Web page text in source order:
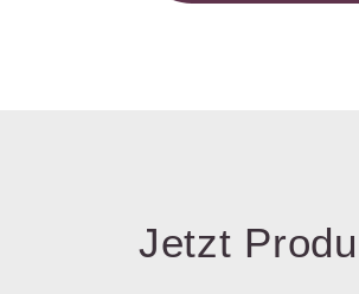
Jetzt